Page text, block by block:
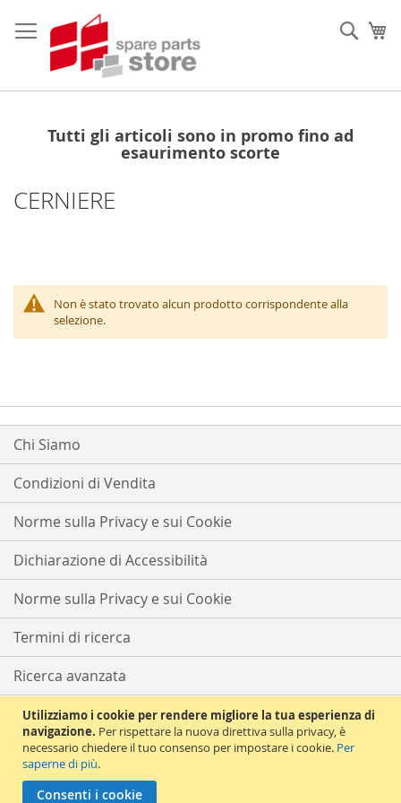
Utilizziamo i cookie per rendere migliore la tua esperienza di
navigazione. Per rispettare la nuova direttiva sulla privacy, è
necessario chiedere il tuo consenso per impostare i cookie. Per
saperne di più.
Consenti i cookie
al
contenuto
Tutti gli articoli sono in promo fino ad
esaurimento scorte
CERNIERE
Non è stato trovato alcun prodotto corrispondente alla
selezione.
Chi Siamo
Condizioni di Vendita
Norme sulla Privacy e sui Cookie
Dichiarazione di Accessibilità
Norme sulla Privacy e sui Cookie
Termini di ricerca
Ricerca avanzata
Ordini e resi
Contattaci
Copyright © 2021 Solema Tutti i diritti riservati | Partita iva e CF